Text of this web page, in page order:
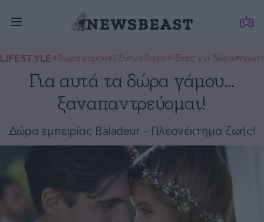
LIFESTYLE #δώρα γάμου#Έξυπνα δώρα#Ιδέες για δώρα
Για αυτά τα δώρα γάμου…
ξαναπαντρεύομαι!
Δώρα εμπειρίας Baladeur - Πλεονέκτημα ζωής!